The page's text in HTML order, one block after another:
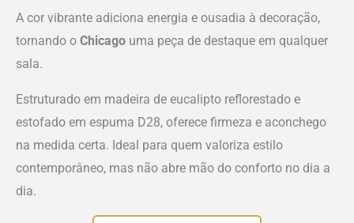
A cor vibrante adiciona energia e ousadia à decoração,
tornando o Chicago uma peça de destaque em qualquer
sala.
Estruturado em madeira de eucalipto reflorestado e
estofado em espuma D28, oferece firmeza e aconchego
na medida certa. Ideal para quem valoriza estilo
contemporâneo, mas não abre mão do conforto no dia a
dia.